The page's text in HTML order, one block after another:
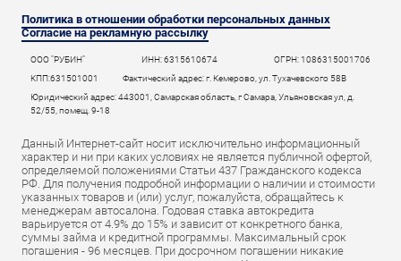
Политика в отношении обработки персональных данных
Согласие на рекламную рассылку
ООО "РУБИН" ИНН: 6315610674
ОГРН: 1086315001706
КПП:631501001
Фактический адрес: г. Кемерово, ул. Тухачевского 58В
Юридический адрес: 443001, Самарская область, г Самара, Ульяновская ул, д.
52/55, помещ. 9-18
Данный Интернет-сайт носит исключительно информационный
характер и ни при каких условиях не является публичной офертой,
определяемой положениями Статьи 437 Гражданского кодекса
РФ. Для получения подробной информации о наличии и стоимости
указанных товаров и (или) услуг, пожалуйста, обращайтесь к
менеджерам автосалона. Годовая ставка автокредита
варьируется от 4.9% до 15% и зависит от конкретного банка,
суммы займа и кредитной программы. Максимальный срок
погашения - 96 месяцев. При досрочном погашении никакие